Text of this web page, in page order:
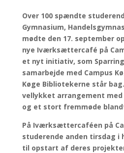
Over 100 spændte
Gymnasium,
mødte den 17. september
nye Iværksættercafé på
et nyt initiativ, som
samarbejde med Campus
Køge Bibliotekerne står
vellykket arrangement
og et stort fremmøde
På Iværksættercaféen på
studerende anden tirsdag i
til opstart af deres